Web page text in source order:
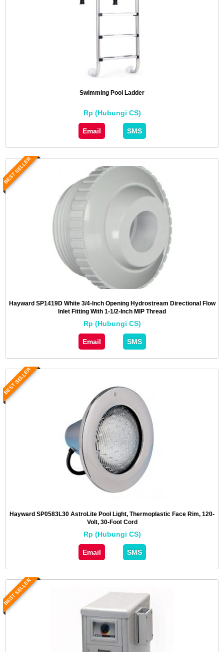
Swimming Pool Ladder
Rp (Hubungi CS)
Email SMS
BEST SELLER
Hayward SP1419D White 3/4-Inch Opening Hydrostream Directional Flow
Inlet Fitting With 1-1/2-Inch MIP Thread
Rp (Hubungi CS)
Email SMS
BEST SELLER
Hayward SP0583L30 AstroLite Pool Light, Thermoplastic Face Rim, 120-
Volt, 30-Foot Cord
Rp (Hubungi CS)
Email SMS
BEST SELLER